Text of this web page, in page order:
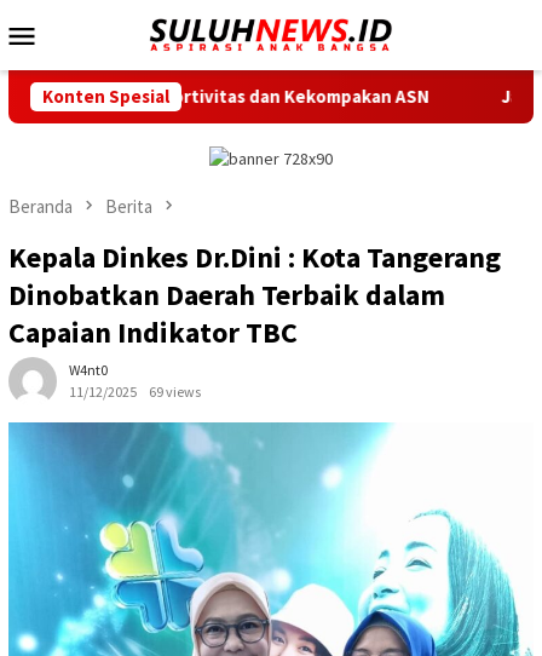
ke
Mobile
Konten Spesial
Sportivitas dan Kekompakan ASN Jalan M. Toha hingga
Beranda Berita
Kepala Dinkes Dr.Dini : Kota Tangerang
Dinobatkan Daerah Terbaik dalam
Capaian Indikator TBC
W4nt0
11/12/2025
69 views